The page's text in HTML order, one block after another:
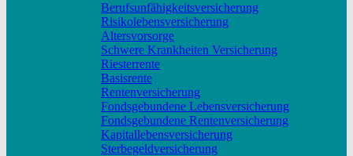
Berufs­unfähigkeitsversicherung
Risikolebensversicherung
Altersvorsorge
Schwere Krankheiten Versicherung
Riesterrente
Basisrente
Rentenversicherung
Fondsgebundene Lebensversicherung
Fondsgebundene Rentenversicherung
Kapitallebensversicherung
Sterbegeldversicherung